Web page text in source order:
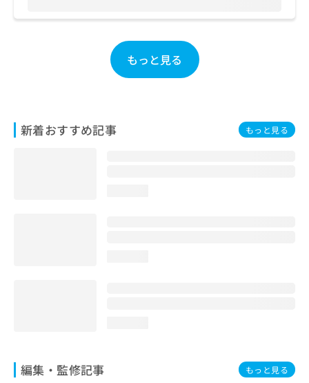
もっと見る
新着おすすめ記事 もっと見る
編集・監修記事 もっと見る
問
ら